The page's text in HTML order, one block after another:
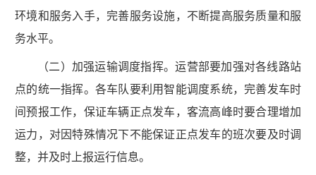
环境和服务入手，完善服务设施，不断提高服务质量和服
务水平。
（二）加强运输调度指挥。运营部要加强对各线路站
点的统一指挥。各车队要利用智能调度系统，完善发车时
间预报工作，保证车辆正点发车，客流高峰时要合理增加
运力，对因特殊情况下不能保证正点发车的班次要及时调
整，并及时上报运行信息。